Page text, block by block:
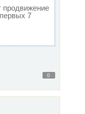
продвижение
7
0